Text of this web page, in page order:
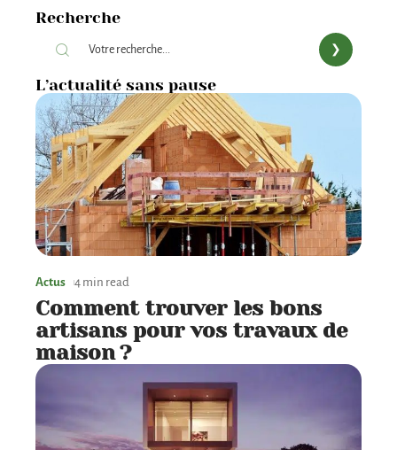
Recherche
L’actualité sans pause
Actus 4 min read
Comment trouver les bons
artisans pour vos travaux de
maison ?